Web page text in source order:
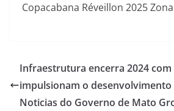
Copacabana Réveillon 2025
Infraestrutura encerra 2024
impulsionam o desenvolvimento
Noticias do Governo de Mato